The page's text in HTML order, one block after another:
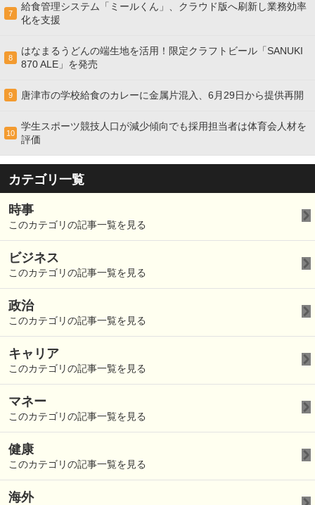
7
給食管理システム「ミールくん」、クラウド版へ刷新し業務効率
化を支援
8
はなまるうどんの端生地を活用！限定クラフトビール「SANUKI
870 ALE」を発売
9 唐津市の学校給食のカレーに金属片混入、6月29日から提供再開
10
学生スポーツ競技人口が減少傾向でも採用担当者は体育会人材を
評価
カテゴリ一覧
時事
このカテゴリの記事一覧を見る
ビジネス
このカテゴリの記事一覧を見る
政治
このカテゴリの記事一覧を見る
キャリア
このカテゴリの記事一覧を見る
マネー
このカテゴリの記事一覧を見る
健康
このカテゴリの記事一覧を見る
海外